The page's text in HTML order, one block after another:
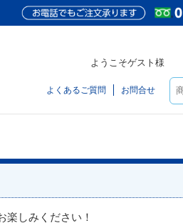
ようこそゲスト様
よくあるご質問 お問合せ
しみください！